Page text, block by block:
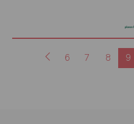
6 7 8 9